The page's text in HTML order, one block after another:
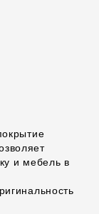
и мебель в